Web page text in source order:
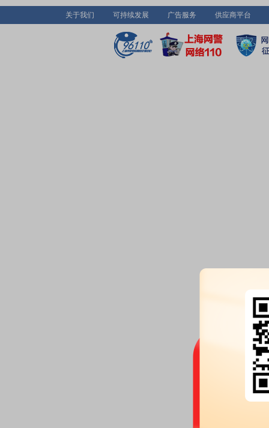
关于我们 可持续发展 广告服务 供应商平台